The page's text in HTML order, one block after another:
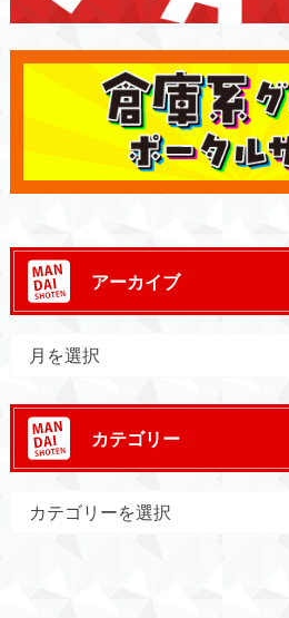
アーカイブ
カテゴリー